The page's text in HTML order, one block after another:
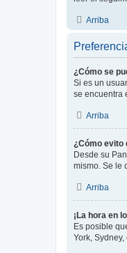
Arriba
¿Cómo se
Si es un
se encuentra
Arriba
¿Cómo evito
Desde su
mismo. Se le
Arriba
¡La hora en
Es posible
York,